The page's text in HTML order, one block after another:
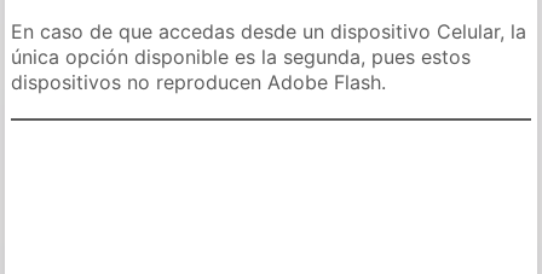
En caso de que accedas desde un dispositivo Celular, la
única opción disponible es la segunda, pues estos
dispositivos no reproducen Adobe Flash.